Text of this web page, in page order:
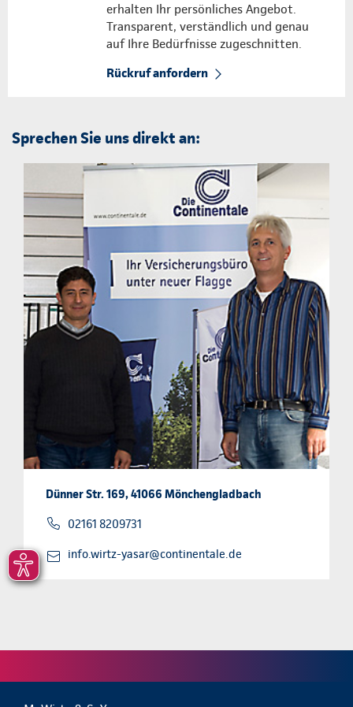
erhalten Ihr persönliches Angebot.
Transparent, verständlich und genau
auf Ihre Bedürfnisse zugeschnitten.
Rückruf anfordern
Sprechen Sie uns direkt an:
Dünner Str. 169, 41066 Mönchengladbach
02161 8209731
info.wirtz-yasar@continentale.de